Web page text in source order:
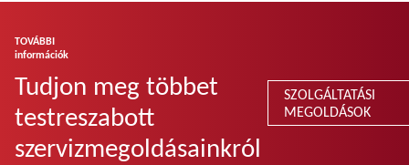
TOVÁBBI
információk
Tudjon meg többet
testreszabott
szervizmegoldásainkról
SZOLGÁLTATÁSI
MEGOLDÁSOK